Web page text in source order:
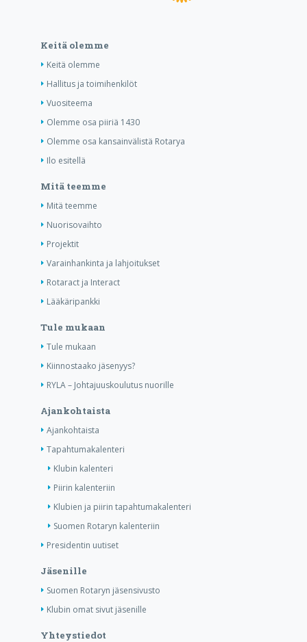
Keitä olemme
Keitä olemme
Hallitus ja toimihenkilöt
Vuositeema
Olemme osa piiriä 1430
Olemme osa kansainvälistä Rotarya
Ilo esitellä
Mitä teemme
Mitä teemme
Nuorisovaihto
Projektit
Varainhankinta ja lahjoitukset
Rotaract ja Interact
Lääkäripankki
Tule mukaan
Tule mukaan
Kiinnostaako jäsenyys?
RYLA – Johtajuuskoulutus nuorille
Ajankohtaista
Ajankohtaista
Tapahtumakalenteri
Klubin kalenteri
Piirin kalenteriin
Klubien ja piirin tapahtumakalenteri
Suomen Rotaryn kalenteriin
Presidentin uutiset
Jäsenille
Suomen Rotaryn jäsensivusto
Klubin omat sivut jäsenille
Yhteystiedot